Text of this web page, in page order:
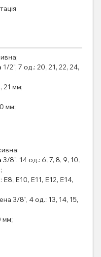
2", 7 од.: 20, 21, 22, 24,
21 мм;
мм;
8", 14 од.: 6, 7, 8, 9, 10,
E10, E11, E12, E14,
3/8", 4 од.: 13, 14, 15,
мм;